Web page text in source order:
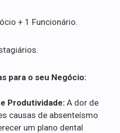
+ 1 Funcionário.
para o seu Negócio:
Produtividade: A dor de
causas de absenteísmo
um plano dental